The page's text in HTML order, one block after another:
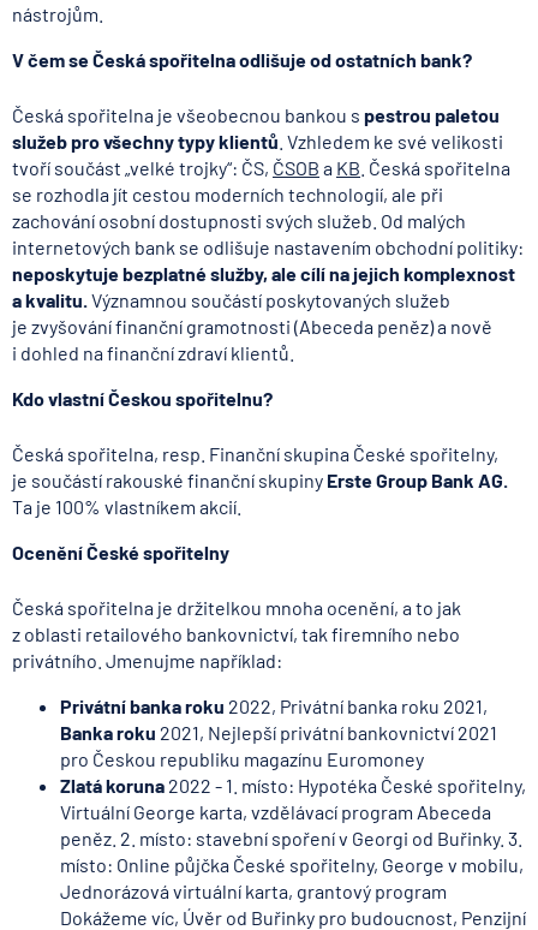
nástrojům.
V čem se Česká spořitelna odlišuje od ostatních bank?
Česká spořitelna je všeobecnou bankou s pestrou paletou
služeb pro všechny typy klientů . Vzhledem ke své velikosti
tvoří součást „velké trojky“: ČS, ČSOB a KB . Česká spořitelna
se rozhodla jít cestou moderních technologií, ale při
zachování osobní dostupnosti svých služeb. Od malých
internetových bank se odlišuje nastavením obchodní politiky:
neposkytuje bezplatné služby, ale cílí na jejich komplexnost
a kvalitu.Významnou součástí poskytovaných služeb
je zvyšování finanční gramotnosti (Abeceda peněz) a nově
i dohled na finanční zdraví klientů.
Kdo vlastní Českou spořitelnu?
Česká spořitelna, resp. Finanční skupina České spořitelny,
je součástí rakouské finanční skupiny Erste Group Bank AG.
Ta je 100% vlastníkem akcií.
Ocenění České spořitelny
Česká spořitelna je držitelkou mnoha ocenění, a to jak
z oblasti retailového bankovnictví, tak firemního nebo
privátního. Jmenujme například:
Privátní banka roku 2022, Privátní banka roku 2021,
Banka roku 2021, Nejlepší privátní bankovnictví 2021
pro Českou republiku magazínu Euromoney
Zlatá koruna 2022 - 1. místo: Hypotéka České spořitelny,
Virtuální George karta, vzdělávací program Abeceda
peněz. 2. místo: stavební spoření v Georgi od Buřinky. 3.
místo: Online půjčka České spořitelny, George v mobilu,
Jednorázová virtuální karta, grantový program
Dokážeme víc, Úvěr od Buřinky pro budoucnost, Penzijní